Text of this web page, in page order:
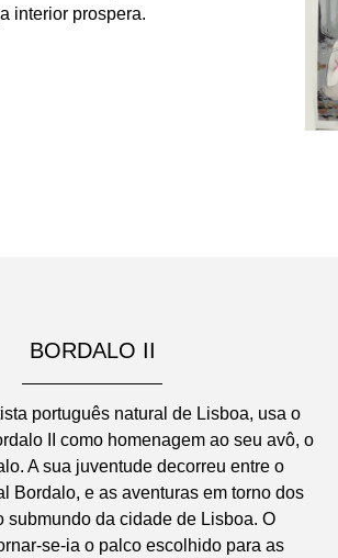
interior prospera.
BORDALO II
português natural de Lisboa, usa o
II como homenagem ao seu avô, o
A sua juventude decorreu entre o
Bordalo, e as aventuras em torno dos
submundo da cidade de Lisboa. O
se-ia o palco escolhido para as